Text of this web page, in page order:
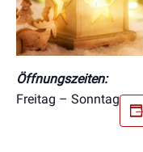
Öffnungszeiten:
Freitag – Sonntag